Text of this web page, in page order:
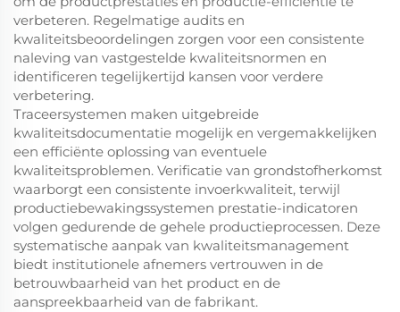
verbeteren. Regelmatige audits en
kwaliteitsbeoordelingen zorgen voor een consistente
naleving van vastgestelde kwaliteitsnormen en
identificeren tegelijkertijd kansen voor verdere
verbetering.
Traceersystemen maken uitgebreide
kwaliteitsdocumentatie mogelijk en vergemakkelijken
een efficiënte oplossing van eventuele
kwaliteitsproblemen. Verificatie van grondstofherkomst
waarborgt een consistente invoerkwaliteit, terwijl
productiebewakingssystemen prestatie-indicatoren
volgen gedurende de gehele productieprocessen. Deze
systematische aanpak van kwaliteitsmanagement
biedt institutionele afnemers vertrouwen in de
betrouwbaarheid van het product en de
aanspreekbaarheid van de fabrikant.